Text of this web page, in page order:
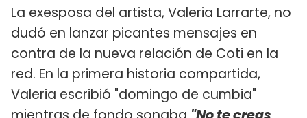
La exesposa del artista, Valeria Larrarte, no
dudó en lanzar picantes mensajes en
contra de la nueva relación de Coti en la
red. En la primera historia compartida,
Valeria escribió "domingo de cumbia"